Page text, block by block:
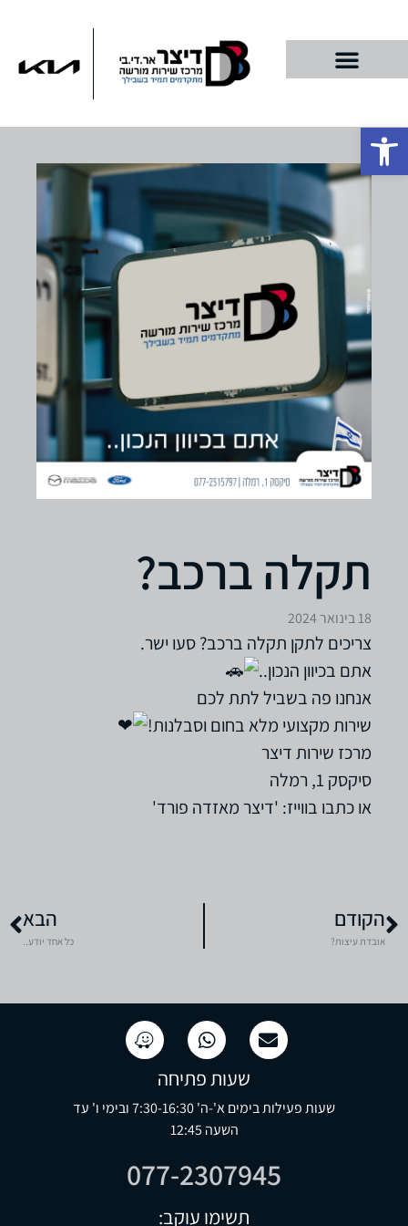
פתח סרגל נגישות
תקלה ברכב?
18 בינואר 2024
צריכים לתקן תקלה ברכב? סעו ישר.
אתם בכיוון הנכון..
אנחנו פה בשביל לתת לכם
שירות מקצועי מלא בחום וסבלנות!
מרכז שירות דיצר
סיקסק 1, רמלה
או כתבו בווייז: 'דיצר מאזדה פורד'
הקודם
אובדת עיצות?
הבא
כל אחד יודע..
שעות פתיחה
שעות פעילות בימים א'-ה' 7:30-16:30 ובימי ו' עד
השעה 12:45
077-2307945
תשימו עוקב: